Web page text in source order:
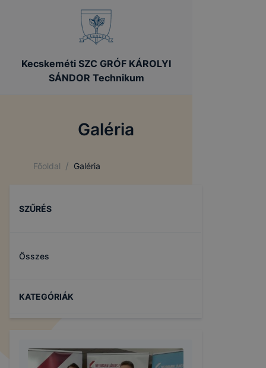
Kecskeméti SZC GRÓF KÁROLYI
SÁNDOR Technikum
Galéria
Főoldal / Galéria
SZŰRÉS
Összes
KATEGÓRIÁK